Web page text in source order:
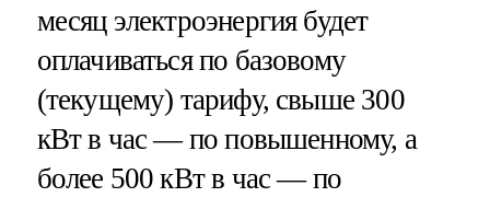
месяц электроэнергия будет
оплачиваться по базовому
(текущему) тарифу, свыше 300
кВт в час — по повышенному, а
более 500 кВт в час — по